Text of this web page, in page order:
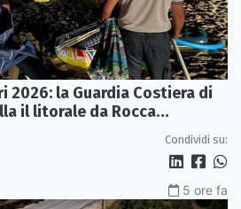
2026: la Guardia Costiera di
il litorale da Rocca
Condividi su:
5 ore fa